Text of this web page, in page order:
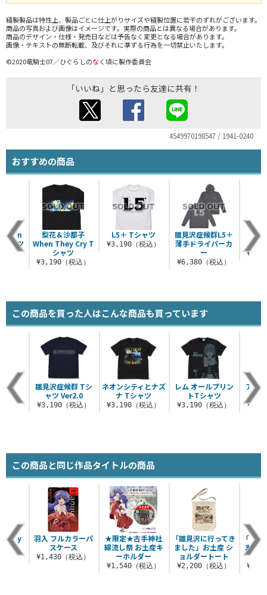
縫製製品は特性上、製品ごとに仕上がりサイズや縫製位置に若干のずれがございます。
商品の写真および画像はイメージです。実際の商品とは異なる場合があります。
商品のデザイン・仕様・発売日などは予告なく変更となる場合があります。
画像・テキストの無断転載、及びそれに準ずる行為を一切禁止いたします。
©2020竜騎士07／ひぐらしのなく頃に製作委員会
「いいね」と思ったら友達に共有！
4549970198547 / 1941-0240
おすすめの商品
L5＋ Tシャツ
¥3,190（税込）
雛見沢症候群L5＋
薄手ドライパーカ
ー
¥6,380（税込）
★限
ッ
When
ャツ
込）
梨花＆沙都子
When They Cry T
シャツ
¥3,190（税込）
この商品を買った人はこんな商品も買っています
ネオンシティとナズ
ナ Tシャツ
¥3,190（税込）
レム オールプリン
トTシャツ
¥3,190（税込）
アス
ャツ
込）
雛見沢症候群 Tシ
ャツ Ver2.0
¥3,190（税込）
この商品と同じ作品タイトルの商品
★限定★古手神社
綿流し祭 お土産キ
ーホルダー
¥1,540（税込）
「雛見沢に行ってき
ました」お土産 シ
ョルダートート
¥2,200（税込）
「雛
まし
They
ラス
ー..
羽入 フルカラーパ
スケース
¥1,430（税込）